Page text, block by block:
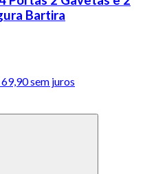
Bartira
sem juros